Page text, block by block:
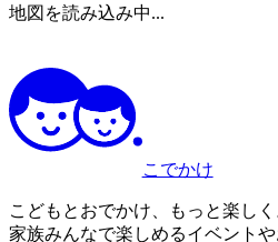
地図を読み込み中...
こでかけ
こどもとおでかけ、もっと楽しく
家族みんなで楽しめるイベント